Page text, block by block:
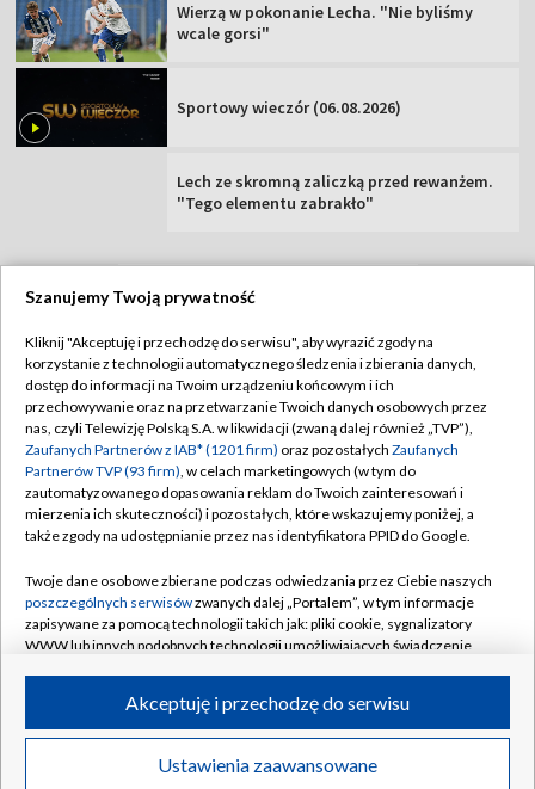
Transmisje Wideo
Wierzą w pokonanie Lecha. "Nie byliśmy
wcale gorsi"
Sportowy wieczór (06.08.2026)
Lech ze skromną zaliczką przed rewanżem.
"Tego elementu zabrakło"
Abonament TVP
Sklep TVP
Biuro Reklamy
Oferta Handlowa
Telegazeta ogłoszenia
Rada Programowa
Ogłoszenia przetargowe
Akademia Telewizyjna
Informacje o nadawcy
Regulamin TVP
Polityka prywatności
Moje zgody
Biuro reklamy
Kontakt
Kanały
©2026 Telewizja Polska Spółka Akcyjna w likwidacji
Szanujemy Twoją prywatność
Kliknij "Akceptuję i przechodzę do serwisu", aby wyrazić zgody na
korzystanie z technologii automatycznego śledzenia i zbierania danych,
dostęp do informacji na Twoim urządzeniu końcowym i ich
przechowywanie oraz na przetwarzanie Twoich danych osobowych przez
nas, czyli Telewizję Polską S.A. w likwidacji (zwaną dalej również „TVP”),
Zaufanych Partnerów z IAB* (1201 firm) oraz pozostałych Zaufanych
Partnerów TVP (93 firm), w celach marketingowych (w tym do
zautomatyzowanego dopasowania reklam do Twoich zainteresowań i
mierzenia ich skuteczności) i pozostałych, które wskazujemy poniżej, a
także zgody na udostępnianie przez nas identyfikatora PPID do Google.
Twoje dane osobowe zbierane podczas odwiedzania przez Ciebie naszych
poszczególnych serwisówzwanych dalej „Portalem”, w tym informacje
zapisywane za pomocą technologii takich jak: pliki cookie, sygnalizatory
WWW lub innych podobnych technologii umożliwiających świadczenie
ruchu w Internecie.
Twoje dane osobowe zbierane podczas odwiedzania przez Ciebie
poszczególnych serwisówna Portalu, takie jak adresy IP, identyfikatory
Ustawienia zaawansowane
Akceptuję i przechodzę do serwisu